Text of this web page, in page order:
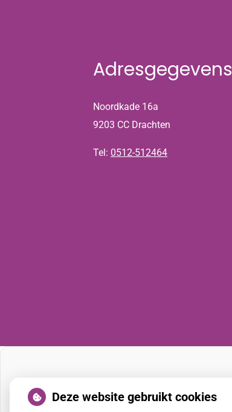
Adresgegevens
Noordkade 16a
9203 CC Drachten
Tel: 0512-512464
Deze website gebruikt cookies